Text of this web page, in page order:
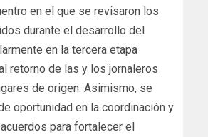
en el que se revisaron los
durante el desarrollo del
en la tercera etapa
retorno de las y los jornaleros
de origen. Asimismo, se
oportunidad en la coordinación y
para fortalecer el